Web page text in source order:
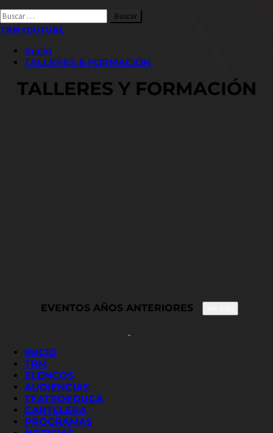
Buscar
por:
TRM YOUTUBE
Inicio
TALLERES & FORMACIÓN
TALLERES Y FORMACIÓN
EVENTOS AÑOS ANTERIORES
INICIO
TRM
ELENCOS
AUDIENCIAS
TEATROEDUCA
CARTELERA
PROGRAMAS